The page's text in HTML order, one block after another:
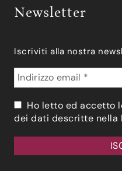
Newsletter
Iscriviti alla nostra
Ho letto ed accetto
dei dati descritte nella